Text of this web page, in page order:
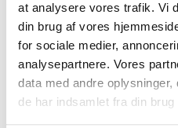
at analysere vores trafik. Vi
din brug af vores
for sociale medier,
analysepartnere. Vores
data med andre
de har indsamlet fra din
Stort
produkter
Vi tilbyder et
cremer,
produkter –
Læs mere om